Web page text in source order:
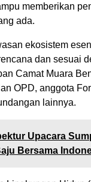
memberikan
ada.
ekosistem
dan sesuai
Camat Muara
OPD, anggota
lainnya.
Upacara
Bersama